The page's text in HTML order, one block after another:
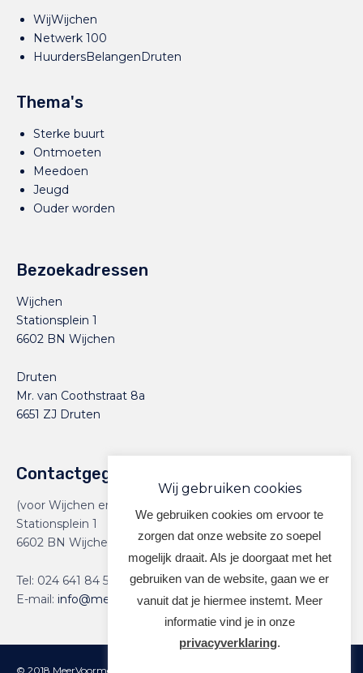
WijWijchen
Netwerk 100
HuurdersBelangenDruten
Thema's
Sterke buurt
Ontmoeten
Meedoen
Jeugd
Ouder worden
Bezoekadressen
Wijchen
Stationsplein 1
6602 BN Wijchen
Druten
Mr. van Coothstraat 8a
6651 ZJ Druten
Contactgegevens
(voor Wijchen en Druten)
Stationsplein 1
6602 BN Wijchen
Tel: 024 641 84 59
E-mail: info@meervoormekaar.nl
© 2018 MeerVoormekaar |
Wij gebruiken cookies
We gebruiken cookies om ervoor te
zorgen dat onze website zo soepel
mogelijk draait. Als je doorgaat met het
gebruiken van de website, gaan we er
vanuit dat je hiermee instemt. Meer
informatie vind je in onze
privacyverklaring.